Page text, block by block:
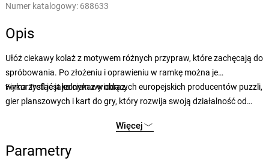
Numer katalogowy: 688633
Opis
Ułóż ciekawy kolaż z motywem różnych przypraw, które zachęcają do
spróbowania. Po złożeniu i oprawieniu w ramkę można je
wykorzystać jako ciekawy obraz.
Firma Trefl jest jednym z wiodących europejskich producentów puzzli,
gier planszowych i kart do gry, który rozwija swoją działalność od
puzzli, od 2 do 6000 elementów, z szeroką gamą motywów,
obejmujących krajobrazy, miasta, zabytki, zwierzęta, ale także obrazy
dawnych mistrzów i współczesnych artystów. W motywach dla dzieci
Więcej
Parametry